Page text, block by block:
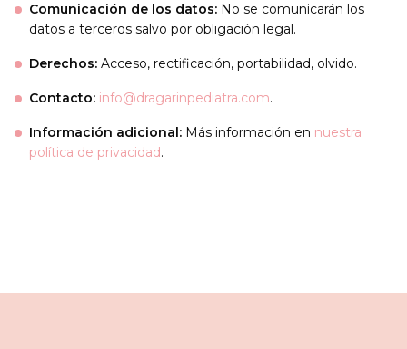
Comunicación de los datos: No se comunicarán los
datos a terceros salvo por obligación legal.
Derechos: Acceso, rectificación, portabilidad, olvido.
Contacto: info@dragarinpediatra.com.
Información adicional: Más información en nuestra
política de privacidad.